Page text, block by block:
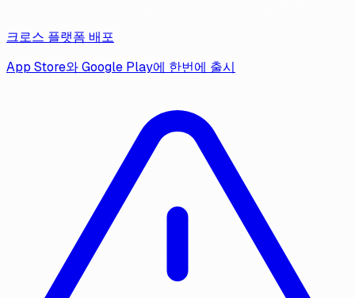
크로스 플랫폼 배포
App Store와 Google Play에 한번에 출시